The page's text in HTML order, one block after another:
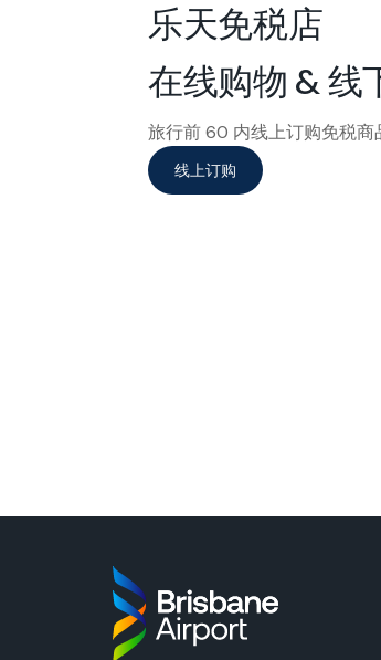
乐天免税店
在线购物 & 线
旅行前 60 内线上订购免税商
线上订购
计划出国旅行
Lounges 贵宾
前往布里斯班机场国际航站
可以在出行前在线订购外币，以确保获得最佳